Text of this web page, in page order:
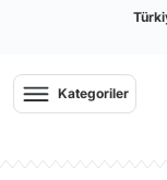
Kategoriler